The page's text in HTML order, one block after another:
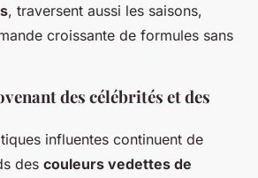
, traversent aussi les saisons,
croissante de formules sans
des célébrités et des
influentes continuent de
des couleurs vedettes de